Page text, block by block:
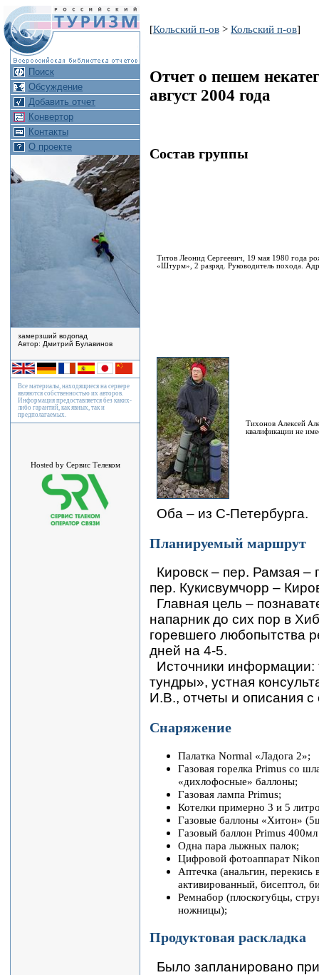
Поиск
Обсуждение
Добавить отчет
Конвертор
Контакты
О проекте
замерзший водопад
Автор: Дмитрий Булавинов
Все материалы, находящиеся на сервере
являются собственностью их авторов.
Информация предоставляется без каких-
либо гарантий, как явных, так и
предполагаемых.
Hosted by Сервис Телеком
[Кольский п-ов > Кольский п-ов]
Отчет о пешем
август 2004 года
Состав группы
Титов Леонид Сергеевич, 19 мая 1980 года
«Штурм», 2 разряд. Руководитель похода.
Тихонов Алексей
квалификации не
Оба – из С-Петербурга.
Планируемый маршрут
Кировск – пер. Рамзая
пер. Кукисвумчорр –
Главная цель –
напарник до сих пор в
горевшего любопытства
дней на 4-5.
Источники информации:
тундры», устная
И.В., отчеты и описания
Снаряжение
Палатка Normal «Ладога 2»;
Газовая горелка Primus со
«дихлофосные» баллоны;
Газовая лампа Primus;
Котелки примерно 3 и 5
Газовые баллоны «Хитон»
Газовый баллон Primus
Одна пара лыжных палок;
Цифровой фотоаппарат
Аптечка (анальгин,
активированный, бисептол,
Ремнабор (плоскогубцы,
ножницы);
Продуктовая раскладка
Было запланировано